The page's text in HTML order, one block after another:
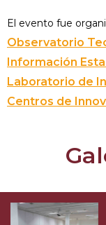
El evento fue
Observatorio
Información
Laboratorio de
Centros de